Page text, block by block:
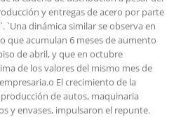
y entregas de acero por parte
`Una dinámica similar se observa en
que acumulan 6 meses de aumento
de abril, y que en octubre
de los valores del mismo mes de
El crecimiento de la
de autos, maquinaria
y envases, impulsaron el repunte.